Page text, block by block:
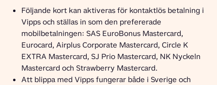
Följande kort kan aktiveras för kontaktlös betalning i
Vipps och ställas in som den prefererade
mobilbetalningen: SAS EuroBonus Mastercard,
Eurocard, Airplus Corporate Mastercard, Circle K
EXTRA Mastercard, SJ Prio Mastercard, NK Nyckeln
Mastercard och Strawberry Mastercard.
Att blippa med Vipps fungerar både i Sverige och